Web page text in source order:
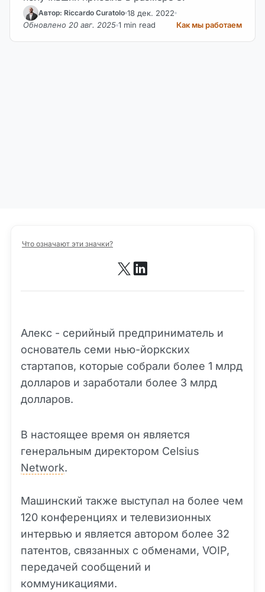
Автор: Riccardo Curatolo 18 дек. 2022
Обновлено 20 авг. 2025 1 min read Как мы работаем
Что означают эти значки?
Алекс - серийный предприниматель и
основатель семи нью-йоркских
стартапов, которые собрали более 1 млрд
долларов и заработали более 3 млрд
долларов.
В настоящее время он является
генеральным директором Celsius
Network.
Машинский также выступал на более чем
120 конференциях и телевизионных
интервью и является автором более 32
патентов, связанных с обменами, VOIP,
передачей сообщений и
коммуникациями.